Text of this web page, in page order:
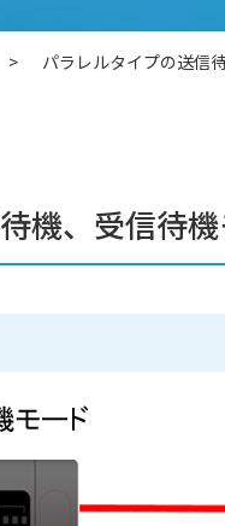
パラレルタイプの送信
機、受信待